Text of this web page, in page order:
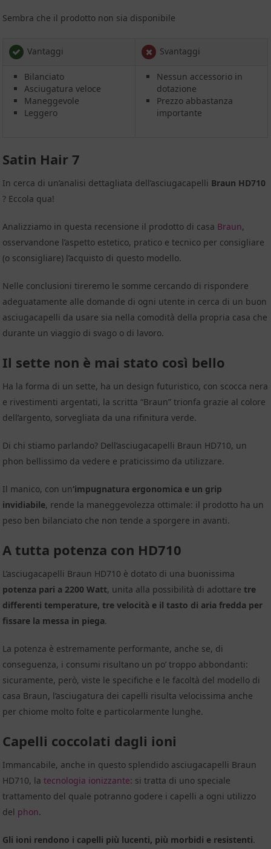
Sembra che il prodotto non sia disponibile
Vantaggi Svantaggi
Bilanciato
Asciugatura veloce
Maneggevole
Leggero
Nessun accessorio in
dotazione
Prezzo abbastanza
importante
Satin Hair 7
In cerca di un’analisi dettagliata dell’asciugacapelli Braun HD710
? Eccola qua!
Analizziamo in questa recensione il prodotto di casa Braun,
osservandone l’aspetto estetico, pratico e tecnico per consigliare
(o sconsigliare) l’acquisto di questo modello.
Nelle conclusioni tireremo le somme cercando di rispondere
adeguatamente alle domande di ogni utente in cerca di un buon
asciugacapelli da usare sia nella comodità della propria casa che
durante un viaggio di svago o di lavoro.
Il sette non è mai stato così bello
Ha la forma di un sette, ha un design futuristico, con scocca nera
e rivestimenti argentati, la scritta “Braun” trionfa grazie al colore
dell’argento, sorvegliata da una rifinitura verde.
Di chi stiamo parlando? Dell’asciugacapelli Braun HD710, un
phon bellissimo da vedere e praticissimo da utilizzare.
Il manico, con un‘impugnatura ergonomica e un grip
invidiabile, rende la maneggevolezza ottimale: il prodotto ha un
peso ben bilanciato che non tende a sporgere in avanti.
A tutta potenza con HD710
L’asciugacapelli Braun HD710 è dotato di una buonissima
potenza pari a 2200 Watt, unita alla possibilità di adottaretre
differenti temperature, tre velocità e il tasto di aria fredda per
fissare la messa in piega.
La potenza è estremamente performante, anche se, di
conseguenza, i consumi risultano un po’ troppo abbondanti:
sicuramente, però, viste le specifiche e le facoltà del modello di
casa Braun, l’asciugatura dei capelli risulta velocissima anche
per chiome molto folte e particolarmente lunghe.
Capelli coccolati dagli ioni
Immancabile, anche in questo splendido asciugacapelli Braun
HD710, latecnologia ionizzante: si tratta di uno speciale
trattamento del quale potranno godere i capelli a ogni utilizzo
del phon.
Gli ioni rendono i capelli più lucenti, più morbidi e resistenti.